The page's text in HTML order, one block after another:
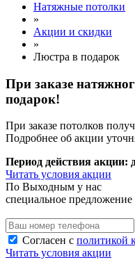
Натяжные потолки
»
Акции и скидки
»
Люстра в подарок
При заказе
подарок!
При заказе потолков
Подробнее об акции
Период действия акции:
Читать условия акции
По Выходным у нас
специальное предложение
Согласен с политикой
Читать условия акции